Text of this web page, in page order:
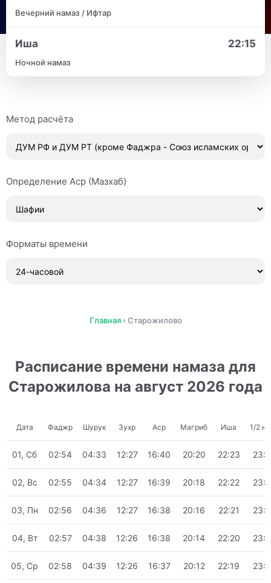
Вечерний намаз / Ифтар
Иша 22:15
Ночной намаз
Метод расчёта
Определение Аср (Мазхаб)
Форматы времени
Главная› Старожилово
Расписание времени намаза для
Старожилова на август 2026 года
Дата Фаджр Шурук Зухр Аср Магриб Иша 1/2
01, Сб 02:54 04:33 12:27 16:40 20:20 22:23
02, Вс 02:55 04:34 12:27 16:39 20:18 22:22
03, Пн 02:56 04:36 12:27 16:38 20:16 22:21
04, Вт 02:57 04:38 12:26 16:38 20:14 22:20
05, Ср 02:58 04:39 12:26 16:37 20:12 22:19